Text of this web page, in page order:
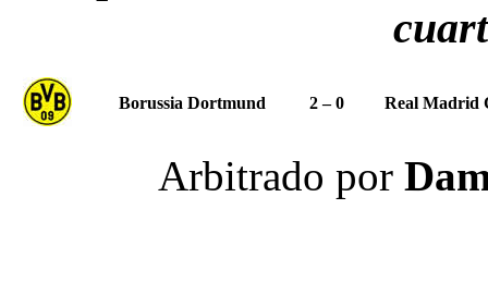
Borussia Dortmund 2 – 0 Real Madrid
Arbitrado por